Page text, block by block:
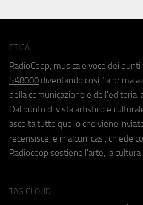
ETICA
RadioCoop, musica e voce dei
SA8000 diventando così "la prima
della comunicazione e dell'editoria,
Dal punto di vista artistico e
ascolta tutto quello che viene
recensisce, e in alcuni casi, chiede
Radiocoop sostiene l'arte, la
TAG CLOUD